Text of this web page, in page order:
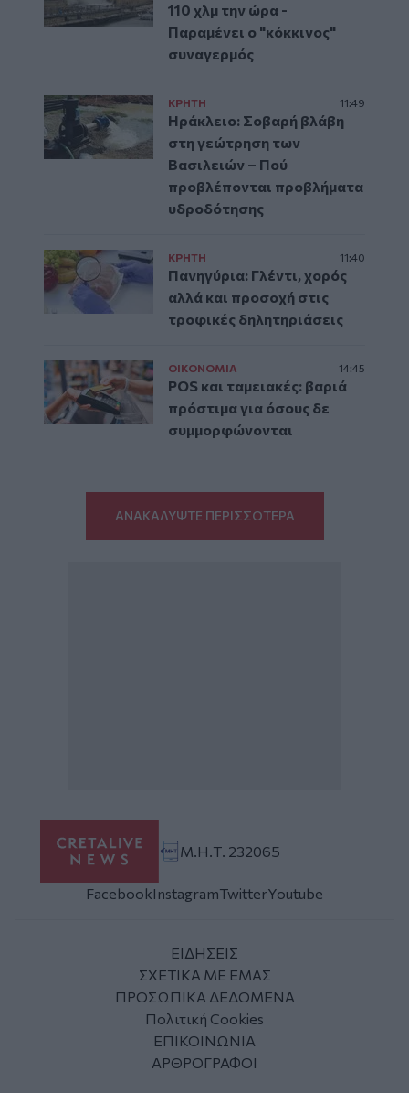
110 χλμ την ώρα -
Παραμένει ο "κόκκινος"
συναγερμός
ΚΡΗΤΗ 11:49
Ηράκλειο: Σοβαρή βλάβη
στη γεώτρηση των
Βασιλειών – Πού
προβλέπονται προβλήματα
υδροδότησης
ΚΡΗΤΗ 11:40
Πανηγύρια: Γλέντι, χορός
αλλά και προσοχή στις
τροφικές δηλητηριάσεις
ΟΙΚΟΝΟΜΙΑ 14:45
POS και ταμειακές: βαριά
πρόστιμα για όσους δε
συμμορφώνονται
ΑΝΑΚΑΛΥΨΤΕ ΠΕΡΙΣΣΟΤΕΡΑ
Μ.Η.Τ. 232065
FacebookInstagramTwitterYoutube
ΕΙΔΗΣΕΙΣ
ΣΧΕΤΙΚΑ ΜΕ ΕΜΑΣ
ΠΡΟΣΩΠΙΚΑ ΔΕΔΟΜΕΝΑ
Πολιτική Cookies
ΕΠΙΚΟΙΝΩΝΙΑ
ΑΡΘΡΟΓΡΑΦΟΙ